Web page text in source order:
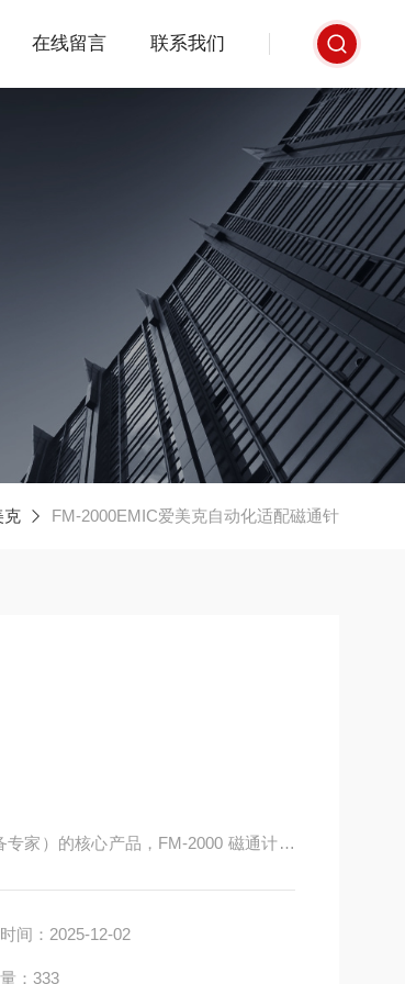
在线留言 联系我们
克 FM-2000EMIC爱美克自动化适配磁通针
家）的核心产品，FM-2000 磁通计凭
间：2025-12-02
：333